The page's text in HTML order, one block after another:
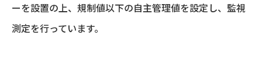
ーを設置の上、規制値以下の自主管理値を設定し、監視
測定を行っています。